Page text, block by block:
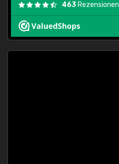
463 Rezensionen